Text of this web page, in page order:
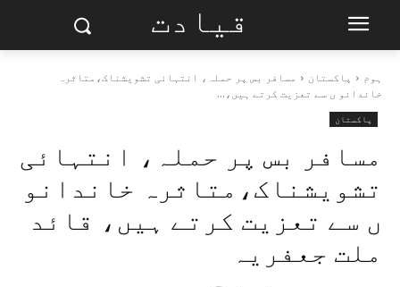
قیادت
ہوم پاکستان
مسافر بس پر حملہ، انتہائی تشویشناک،متاثرہ
خاندانو ں سے تعزیت کرتے ہیں،...
پاکستان
مسافر بس پر حملہ، انتہائی
تشویشناک،متاثرہ خاندانو
ں سے تعزیت کرتے ہیں، قائد
ملت جعفریہ